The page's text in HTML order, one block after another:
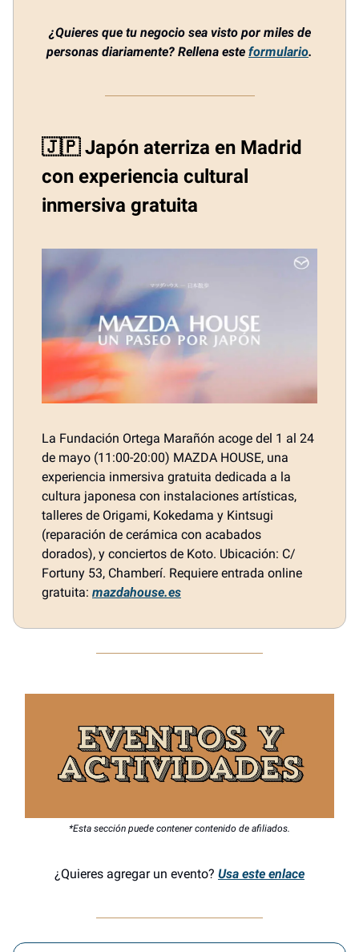
¿Quieres que tu negocio sea visto por miles de
personas diariamente? Rellena este formulario.
🇯🇵 Japón aterriza en Madrid
con experiencia cultural
inmersiva gratuita
La Fundación Ortega Marañón acoge del 1 al 24
de mayo (11:00-20:00) MAZDA HOUSE, una
experiencia inmersiva gratuita dedicada a la
cultura japonesa con instalaciones artísticas,
talleres de Origami, Kokedama y Kintsugi
(reparación de cerámica con acabados
dorados), y conciertos de Koto. Ubicación: C/
Fortuny 53, Chamberí. Requiere entrada online
gratuita: mazdahouse.es
*Esta sección puede contener contenido de afiliados.
¿Quieres agregar un evento? Usa este enlace